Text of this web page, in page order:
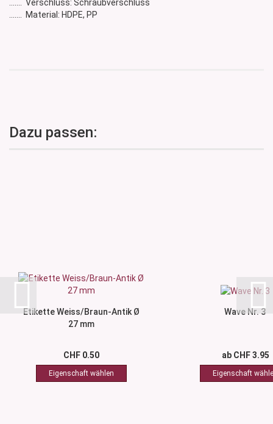
....... Verschluss: Schraubverschluss
....... Material: HDPE, PP
Dazu passen:
Etikette Weiss/Braun-Antik Ø
27 mm
CHF 0.50
Wave Nr. 3
ab CHF 3.95